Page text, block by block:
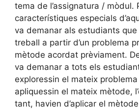
tema de l’assignatura / mòdul.
característiques especials
va demanar als estudiants
treball a partir d’un problema
mètode acordat prèviament.
va demanar a tots els
exploressin el mateix
apliquessin el mateix mètode,
tant, havien d’aplicar el